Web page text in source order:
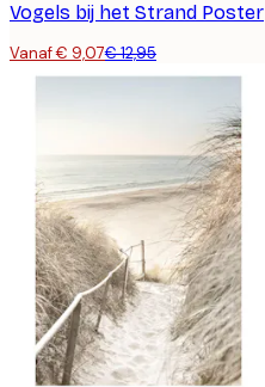
Vogels bij het Strand Poster
Vanaf € 9,07€ 12,95